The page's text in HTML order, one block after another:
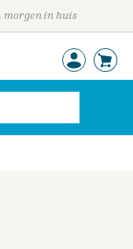
morgen in huis